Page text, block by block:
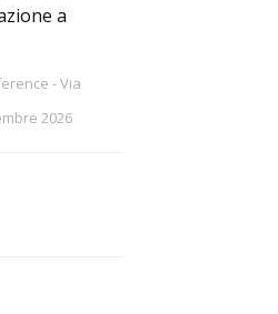
a
- Via
2026